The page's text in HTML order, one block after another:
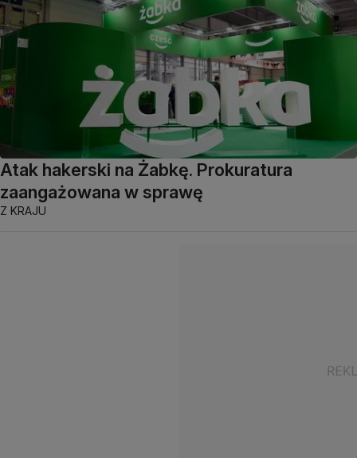
Atak hakerski na Żabkę. Prokuratura
zaangażowana w sprawę
Z KRAJU